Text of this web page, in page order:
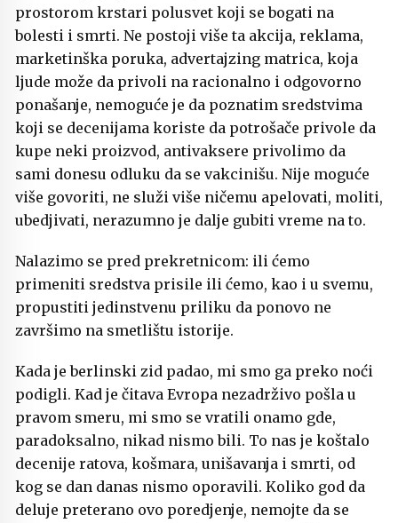
prostorom krstari polusvet koji se bogati na
bolesti i smrti. Ne postoji više ta akcija, reklama,
marketinška poruka, advertajzing matrica, koja
ljude može da privoli na racionalno i odgovorno
ponašanje, nemoguće je da poznatim sredstvima
koji se decenijama koriste da potrošače privole da
kupe neki proizvod, antivaksere privolimo da
sami donesu odluku da se vakcinišu. Nije moguće
više govoriti, ne služi više ničemu apelovati, moliti,
ubedjivati, nerazumno je dalje gubiti vreme na to.
Nalazimo se pred prekretnicom: ili ćemo
primeniti sredstva prisile ili ćemo, kao i u svemu,
propustiti jedinstvenu priliku da ponovo ne
završimo na smetlištu istorije.
Kada je berlinski zid padao, mi smo ga preko noći
podigli. Kad je čitava Evropa nezadrživo pošla u
pravom smeru, mi smo se vratili onamo gde,
paradoksalno, nikad nismo bili. To nas je koštalo
decenije ratova, košmara, unišavanja i smrti, od
kog se dan danas nismo oporavili. Koliko god da
deluje preterano ovo poredjenje, nemojte da se